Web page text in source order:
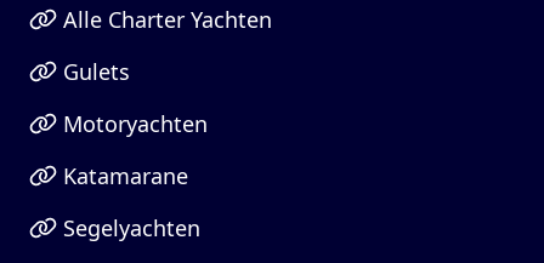
Alle Charter Yachten
Gulets
Motoryachten
Katamarane
Segelyachten